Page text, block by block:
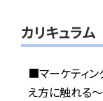
カリキュラム
■マーケティン
え方に触れる